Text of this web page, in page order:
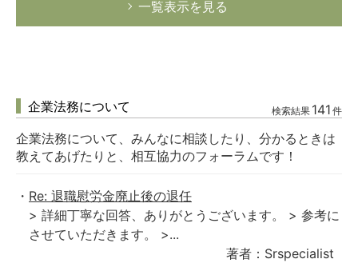
一覧表示を見る
企業法務について 検索結果 141 件
企業法務について、みんなに相談したり、分かるときは
教えてあげたりと、相互協力のフォーラムです！
Re: 退職慰労金廃止後の退任
> 詳細丁寧な回答、ありがとうございます。 > 参考に
させていただきます。 >...
著者：Srspecialist